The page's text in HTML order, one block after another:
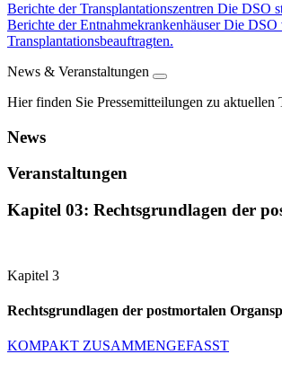
Berichte der Transplantationszentren Die DSO
Berichte der EntnahmekrankenhäuserDie DSO
Transplantationsbeauftragten.
News & Veranstaltungen
Hier finden Sie Pressemitteilungen zu
News
Veranstaltungen
Kapitel 03: Rechtsgrundlagen der
Kapitel 3​​
Rechtsgrundlagen der postmortalen
KOMPAKT ​ZUSAMMENGEFASST